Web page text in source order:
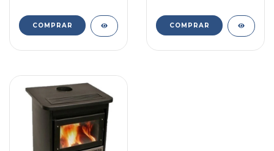
COMPRAR